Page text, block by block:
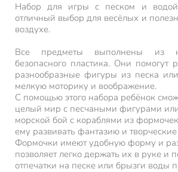
Набор для игры с песком и
отличный выбор для весёлых и
воздухе.
Все предметы выполнены из
безопасного пластика. Они помогут
разнообразные фигуры из песка
мелкую моторику и воображение.
С помощью этого набора ребёнок
целый мир с песчаными фигурами
морской бой с кораблями из
ему развивать фантазию и творческие
Формочки имеют удобную форму и
позволяет легко держать их в руке и
отпечатки на песке или брызги воды